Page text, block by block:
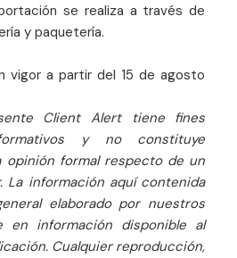
se realiza a través de
y paquetería.
vigor a partir del 15 de agosto
Client Alert tiene fines
y no constituye
opinión formal respecto de un
La información aquí contenida
elaborado por nuestros
en información disponible al
Cualquier reproducción,